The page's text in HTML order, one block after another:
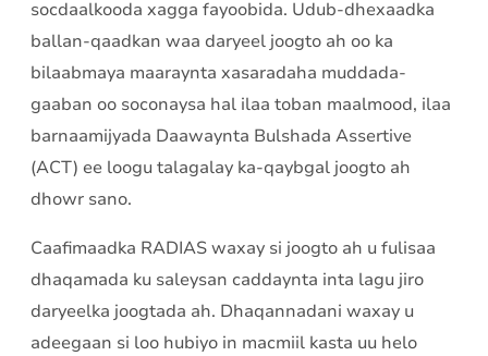
socdaalkooda xagga fayoobida. Udub-dhexaadka
ballan-qaadkan waa daryeel joogto ah oo ka
bilaabmaya maaraynta xasaradaha muddada-
gaaban oo soconaysa hal ilaa toban maalmood, ilaa
barnaamijyada Daawaynta Bulshada Assertive
(ACT) ee loogu talagalay ka-qaybgal joogto ah
dhowr sano.
Caafimaadka RADIAS waxay si joogto ah u fulisaa
dhaqamada ku saleysan caddaynta inta lagu jiro
daryeelka joogtada ah. Dhaqannadani waxay u
adeegaan si loo hubiyo in macmiil kasta uu helo